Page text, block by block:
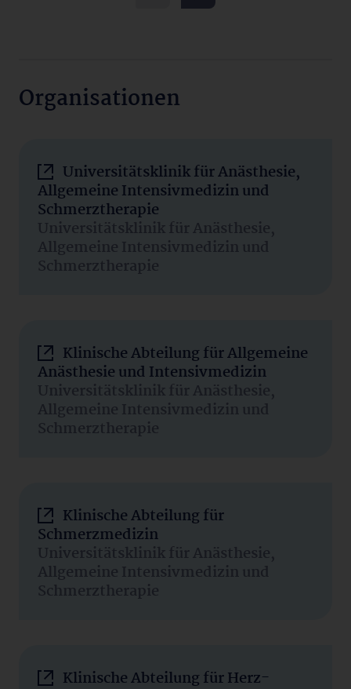
Organisationen
Universitätsklinik für Anästhesie,
Allgemeine Intensivmedizin und
Schmerztherapie
Universitätsklinik für Anästhesie,
Allgemeine Intensivmedizin und
Schmerztherapie
Klinische Abteilung für Allgemeine
Anästhesie und Intensivmedizin
Universitätsklinik für Anästhesie,
Allgemeine Intensivmedizin und
Schmerztherapie
Klinische Abteilung für
Schmerzmedizin
Universitätsklinik für Anästhesie,
Allgemeine Intensivmedizin und
Schmerztherapie
Klinische Abteilung für Herz-